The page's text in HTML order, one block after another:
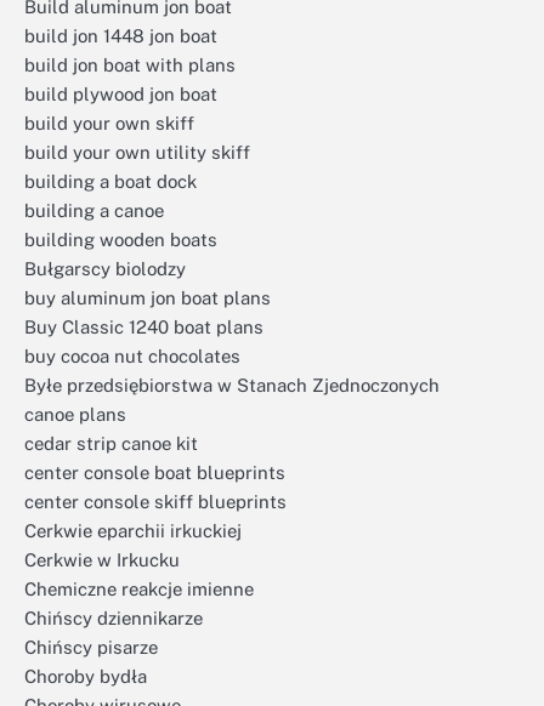
Build aluminum jon boat
build jon 1448 jon boat
build jon boat with plans
build plywood jon boat
build your own skiff
build your own utility skiff
building a boat dock
building a canoe
building wooden boats
Bułgarscy biolodzy
buy aluminum jon boat plans
Buy Classic 1240 boat plans
buy cocoa nut chocolates
Byłe przedsiębiorstwa w Stanach Zjednoczonych
canoe plans
cedar strip canoe kit
center console boat blueprints
center console skiff blueprints
Cerkwie eparchii irkuckiej
Cerkwie w Irkucku
Chemiczne reakcje imienne
Chińscy dziennikarze
Chińscy pisarze
Choroby bydła